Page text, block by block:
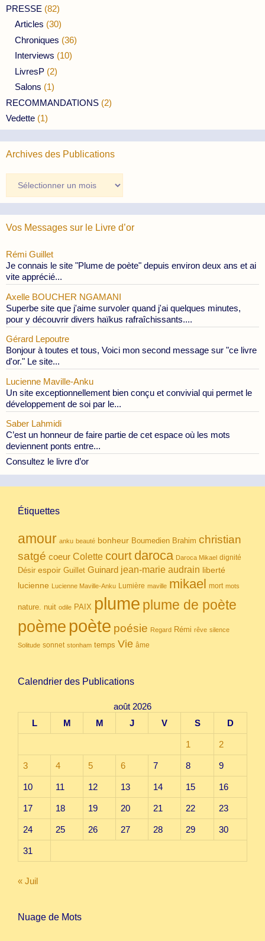
PRESSE (82)
Articles (30)
Chroniques (36)
Interviews (10)
LivresP (2)
Salons (1)
RECOMMANDATIONS (2)
Vedette (1)
Archives des Publications
des
Publications
Vos Messages sur le Livre d’or
Rémi Guillet
Je connais le site "Plume de poète" depuis environ deux ans et ai
vite apprécié...
Axelle BOUCHER NGAMANI
Superbe site que j'aime survoler quand j'ai quelques minutes,
pour y découvrir divers haïkus rafraîchissants....
Gérard Lepoutre
Bonjour à toutes et tous, Voici mon second message sur "ce livre
d'or." Le site...
Lucienne Maville-Anku
Un site exceptionnellement bien conçu et convivial qui permet le
développement de soi par le...
Saber Lahmidi
C’est un honneur de faire partie de cet espace où les mots
deviennent ponts entre...
Consultez le livre d’or
Étiquettes
amour anku beauté bonheur Boumedien Brahim christian
satgé coeur Colette court daroca Daroca Mikael dignité
Désir espoir Guillet Guinard jean-marie audrain liberté
lucienne Lucienne Maville-Anku Lumière maville mikael mort mots
nature. nuit odile PAIX plume plume de poète
poème poète poésie Regard Rémi rêve silence
Solitude sonnet stonham temps Vie âme
Calendrier des Publications
août 2026
L
M M J V S D
1 2
3 4 5 6 7 8 9
10 11 12 13 14 15 16
17 18 19 20 21 22 23
24 25 26 27 28 29 30
31
« Juil
Nuage de Mots